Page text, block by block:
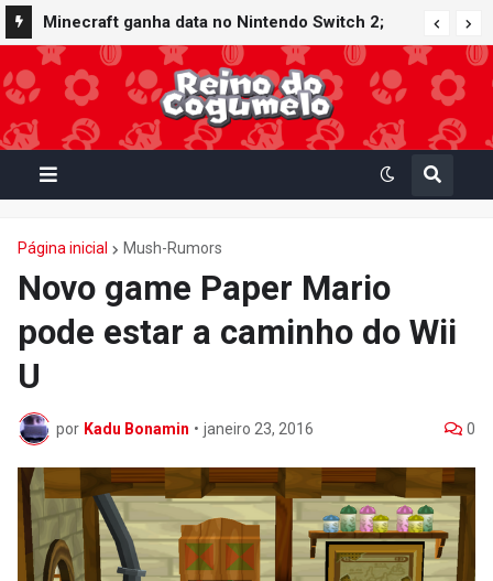
Minecraft ganha data no Nintendo Switch 2;
Super Mario Mash-Up receberá atualização
gráfica exclusiva
Página inicial Mush-Rumors
Novo game Paper Mario
pode estar a caminho do Wii
U
por Kadu Bonamin • janeiro 23, 2016 0